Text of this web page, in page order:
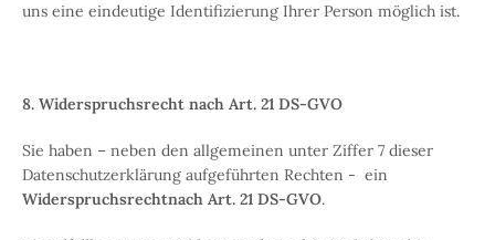
uns eine eindeutige Identifizierung Ihrer Person möglich ist.
8. Widerspruchsrecht nach Art. 21 DS-GVO
Sie haben – neben den allgemeinen unter Ziffer 7 dieser
Datenschutzerklärung aufgeführten Rechten - ein
Widerspruchsrechtnach Art. 21 DS-GVO.